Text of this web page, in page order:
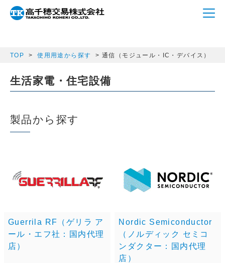
array(1) { ["semicon_category"]=> string(13)
"communication" }
TOP 使用用途から探す 通信（モジュール・IC・デバイス）
生活家電・住宅設備
製品から探す
Guerrila RF（ゲリラ ア
ール・エフ社：国内代理
店）
Nordic Semiconductor
（ノルディック セミコ
ンダクター：国内代理
店）